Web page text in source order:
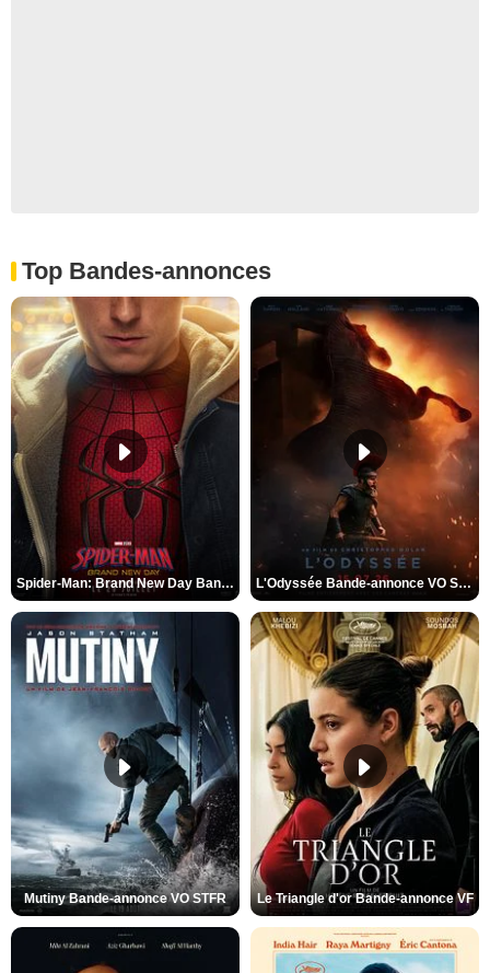
Top Bandes-annonces
Spider-Man: Brand New Day Bande-annonce VO STFR L'Odyssée Bande-annonce VO STFR
Mutiny Bande-annonce VO STFR Le Triangle d'or Bande-annonce VF